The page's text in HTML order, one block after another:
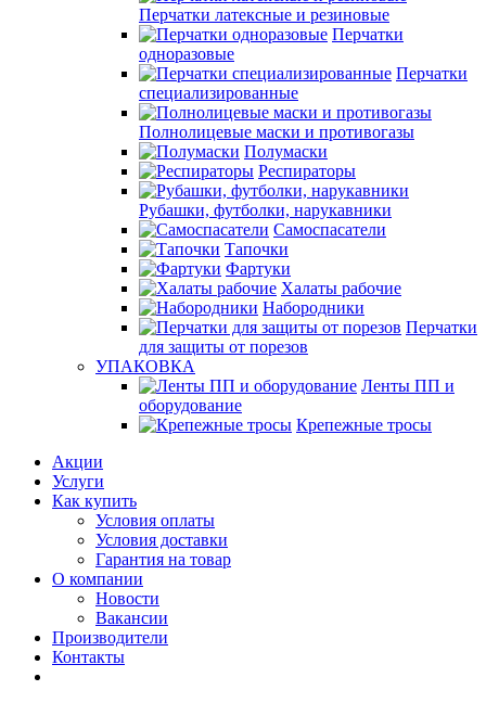
Перчатки латексные и резиновые
Перчатки
одноразовые
Перчатки
специализированные
Полнолицевые маски и противогазы
Полумаски
Респираторы
Рубашки, футболки, нарукавники
Самоспасатели
Тапочки
Фартуки
Халаты рабочие
Набородники
Перчатки
для защиты от порезов
УПАКОВКА
Ленты ПП и
оборудование
Крепежные тросы
Акции
Услуги
Как купить
Условия оплаты
Условия доставки
Гарантия на товар
О компании
Новости
Вакансии
Производители
Контакты